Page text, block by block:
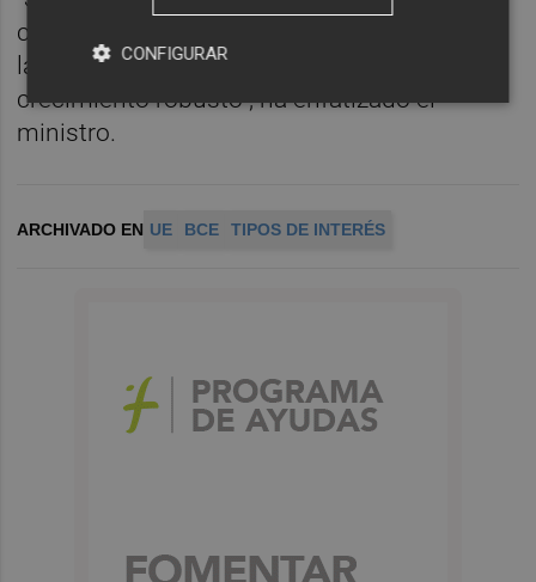
comportamiento y se mantiene el mercado
laboral como uno de los ejes de nuestro
crecimiento robusto", ha enfatizado el
ministro.
ARCHIVADO EN UE BCE TIPOS DE INTERÉS
CONFIGURAR